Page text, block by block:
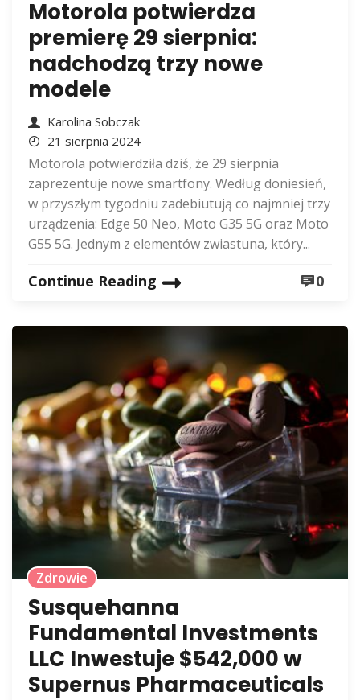
Motorola potwierdza
premierę 29 sierpnia:
nadchodzą trzy nowe
modele
Karolina Sobczak
21 sierpnia 2024
Motorola potwierdziła dziś, że 29 sierpnia
zaprezentuje nowe smartfony. Według doniesień,
w przyszłym tygodniu zadebiutują co najmniej trzy
urządzenia: Edge 50 Neo, Moto G35 5G oraz Moto
G55 5G. Jednym z elementów zwiastuna, który...
Continue Reading 0
Zdrowie
Susquehanna
Fundamental Investments
LLC Inwestuje $542,000 w
Supernus Pharmaceuticals